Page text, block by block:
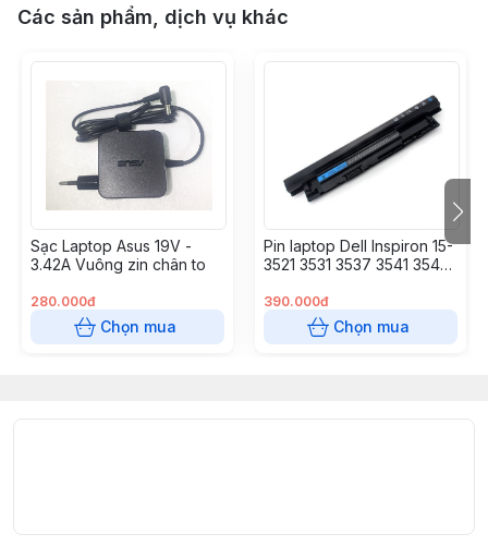
Các sản phẩm, dịch vụ khác
Sạc Laptop Asus 19V -
3.42A Vuông zin chân to
280.000đ
Chọn mua
Pin laptop Dell Inspiron 15-
3521 3531 3537 3541 3542
3721 5721, Latitude 3440
3540 – 2421 – 6 CELL
390.000đ
Chọn mua